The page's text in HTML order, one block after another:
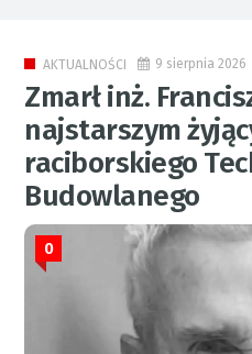
AKTUALNOŚCI 9 sierpnia 2026
Zmarł inż.
najstarszym
raciborskiego
Budowlanego
0